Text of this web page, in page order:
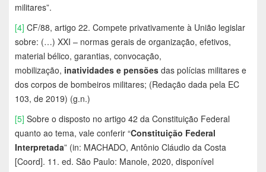
militares”.
[4] CF/88, artigo 22. Compete privativamente à União legislar
sobre: (…) XXI – normas gerais de organização, efetivos,
material bélico, garantias, convocação,
mobilização, inatividades e pensões das polícias militares e
dos corpos de bombeiros militares; (Redação dada pela EC
103, de 2019) (g.n.)
[5] Sobre o disposto no artigo 42 da Constituição Federal
quanto ao tema, vale conferir “Constituição Federal
Interpretada” (in: MACHADO, Antônio Cláudio da Costa
[Coord]. 11. ed. São Paulo: Manole, 2020, disponível